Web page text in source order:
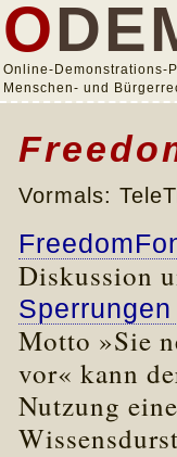
O
Online-Demonstrations-
Menschen- und
Vormals:
Diskussion
Motto »Sie
vor« kann
Nutzung